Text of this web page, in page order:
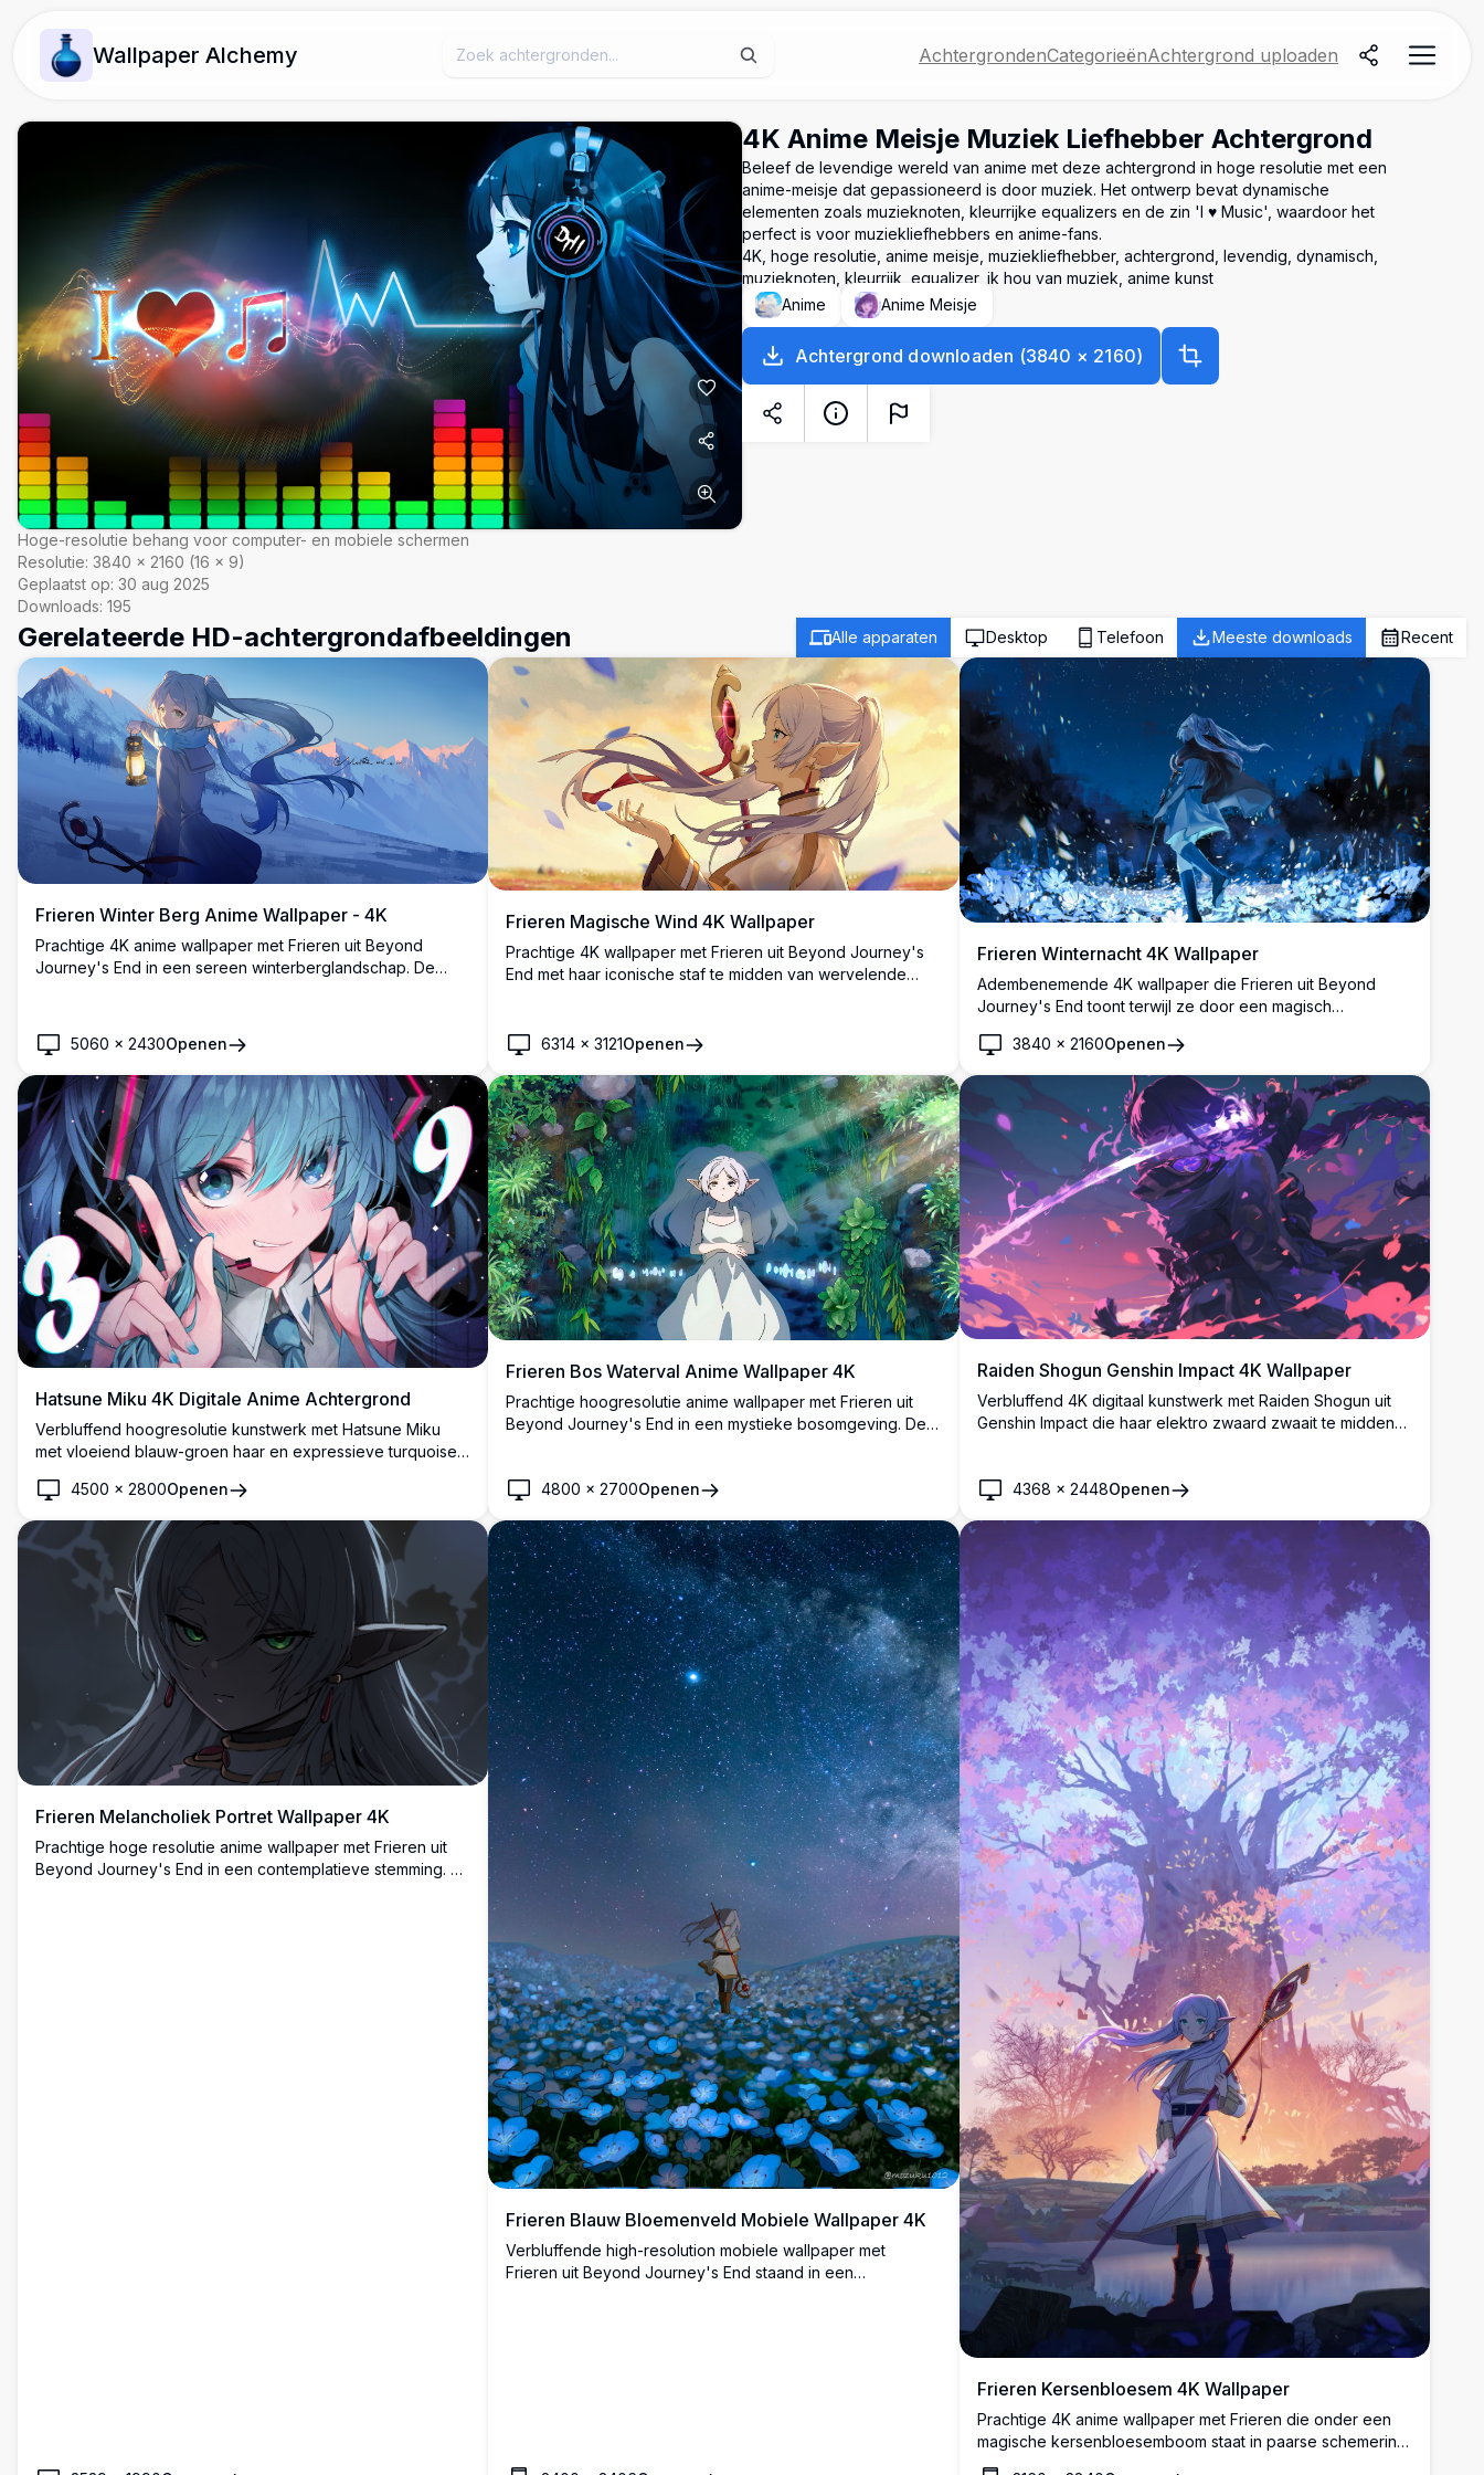
Wallpaper Alchemy AchtergrondenCategorieënAchtergrond uploaden
Hoge-resolutie behang voor computer- en mobiele schermen
Resolutie: 3840 × 2160 (16 × 9)
Geplaatst op: 30 aug 2025
Downloads: 195
4K Anime Meisje Muziek Liefhebber Achtergrond
Beleef de levendige wereld van anime met deze achtergrond in hoge resolutie met een
anime-meisje dat gepassioneerd is door muziek. Het ontwerp bevat dynamische
elementen zoals muzieknoten, kleurrijke equalizers en de zin 'I ♥ Music', waardoor het
perfect is voor muziekliefhebbers en anime-fans.
4K, hoge resolutie, anime meisje, muziekliefhebber, achtergrond, levendig, dynamisch,
muzieknoten, kleurrijk, equalizer, ik hou van muziek, anime kunst
Anime
Anime Meisje
Achtergrond downloaden (3840 × 2160)
Gerelateerde HD-achtergrondafbeeldingen Alle apparaten Desktop Telefoon Meeste downloads Recent
Frieren Winter Berg Anime Wallpaper - 4K
Prachtige 4K anime wallpaper met Frieren uit Beyond
Journey's End in een sereen winterberglandschap. De
zonsondergang verlichting, wat een vredige en magische
sfeer creëert.
5060 × 2430Openen
Frieren Magische Wind 4K Wallpaper
Prachtige 4K wallpaper met Frieren uit Beyond Journey's
End met haar iconische staf te midden van wervelende
achtergrond met vloeiend haar en mystieke sfeer in ultra-
6314 ×3121Openen
Frieren Winternacht 4K Wallpaper
Adembenemende 4K wallpaper die Frieren uit Beyond
Journey's End toont terwijl ze door een magisch
door wervelende sneeuw, gloeiende bloemen en
betoverde blaadjes onder een sterrenhemel in
verbluffende ultra-hoge definitie kwaliteit.
3840 × 2160Openen
Hatsune Miku 4K Digitale Anime Achtergrond
Verbluffend hoogresolutie kunstwerk met Hatsune Miku
met vloeiend blauw-groen haar en expressieve turquoise
levendige lichteffecten en gedetailleerde anime-styling
perfect voor elke schermachtergrond.
4500 × 2800Openen
Frieren Bos Waterval Anime Wallpaper 4K
Prachtige hoogresolutie anime wallpaper met Frieren uit
Beyond Journey's End in een mystieke bosomgeving. De
magische belichting, wat een betoverende en rustige sfeer
4800 ×2700Openen
Raiden Shogun Genshin Impact 4K Wallpaper
Verbluffend 4K digitaal kunstwerk met Raiden Shogun uit
Genshin Impact die haar elektro zwaard zwaait te midden
desktop achtergronden met levendige paarse en roze
4368 × 2448Openen
Frieren Melancholiek Portret Wallpaper 4K
Prachtige hoge resolutie anime wallpaper met Frieren uit
Beyond Journey's End in een contemplatieve stemming. Dit
Frieren Blauw Bloemenveld Mobiele Wallpaper 4K
Verbluffende high-resolution mobiele wallpaper met
Frieren uit Beyond Journey's End staand in een
Frieren Kersenbloesem 4K Wallpaper
Prachtige 4K anime wallpaper met Frieren die onder een
magische kersenbloesemboom staat in paarse schemering.
De elf tovenaar houdt haar staf vast terwijl sakura